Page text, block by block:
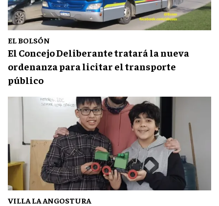
EL BOLSÓN
El Concejo Deliberante tratará la nueva
ordenanza para licitar el transporte
público
VILLA LA ANGOSTURA